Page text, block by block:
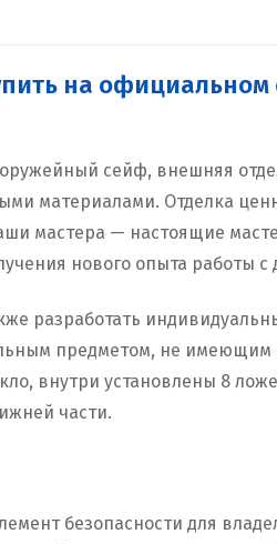
на
оружейный сейф, внешняя
материалами. Отделка
мастера — настоящие
нового опыта работы с
разработать
предметом, не
внутри установлены 8
части.
безопасности для